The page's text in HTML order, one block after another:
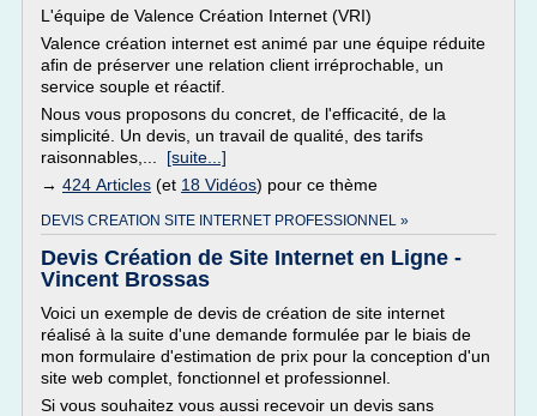
L'équipe de Valence Création Internet (VRI)
Valence création internet est animé par une équipe réduite
afin de préserver une relation client irréprochable, un
service souple et réactif.
Nous vous proposons du concret, de l'efficacité, de la
simplicité. Un devis, un travail de qualité, des tarifs
raisonnables,... [suite...]
→ 424 Articles (et 18 Vidéos) pour ce thème
DEVIS CREATION SITE INTERNET PROFESSIONNEL »
Devis Création de Site Internet en Ligne -
Vincent Brossas
Voici un exemple de devis de création de site internet
réalisé à la suite d'une demande formulée par le biais de
mon formulaire d'estimation de prix pour la conception d'un
site web complet, fonctionnel et professionnel.
Si vous souhaitez vous aussi recevoir un devis sans